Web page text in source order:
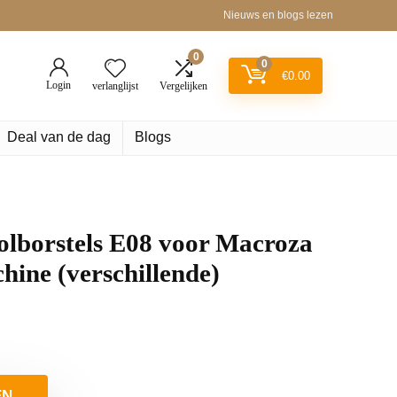
Nieuws en blogs lezen
Login verlanglijst
0
Vergelijken
0
€0.00
Deal van de dag Blogs
E08 voor Macroza
(verschillende)